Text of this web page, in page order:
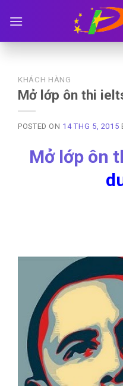
KHÁCH HÀNG
Mở lớp ôn thi
POSTED ON 14 THG 5, 2015
Mở lớp ôn